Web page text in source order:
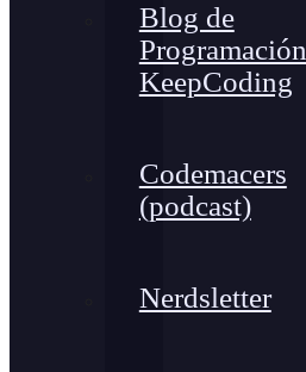
Blog de
Programación
KeepCoding
Codemacers
(podcast)
Nerdsletter